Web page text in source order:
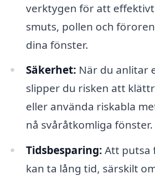
verktygen för att
smuts, pollen och
dina fönster.
Säkerhet: När du anlitar
slipper du risken att
eller använda riskabla
nå svåråtkomliga fönster.
Tidsbesparing: Att putsa
kan ta lång tid, särskilt